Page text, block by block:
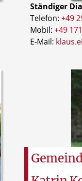
Ständiger
Telefon: +49
Mobil: +49
E-Mail: